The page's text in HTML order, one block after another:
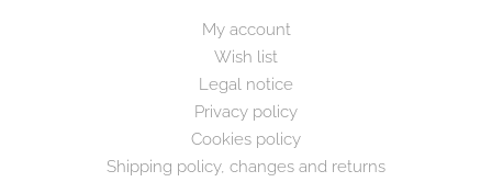
My account
Wish list
Legal notice
Privacy policy
Cookies policy
Shipping policy, changes and returns